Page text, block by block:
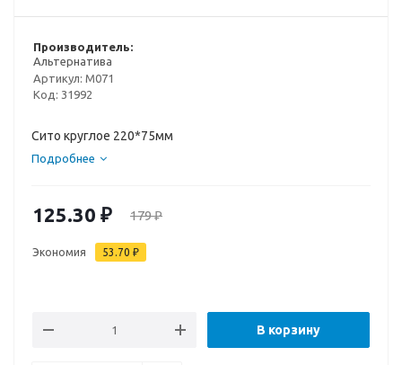
Производитель:
Альтернатива
Артикул: М071
Код: 31992
Сито круглое 220*75мм
Подробнее
125.30 ₽ 179₽
Экономия 53.70 ₽
В корзину